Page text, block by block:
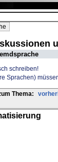
schreiben!
Sprachen)
Thema: